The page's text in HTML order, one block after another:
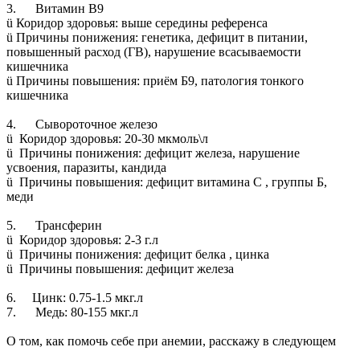
3. Витамин B9
ü Коридор здоровья: выше середины референса
ü ️Причины понижения: генетика, дефицит в питании,
повышенный расход (ГВ), нарушение всасываемости
кишечника
ü ️Причины повышения: приём Б9, патология тонкого
кишечника
4. Сывороточное железо
ü Коридор здоровья: 20-30 мкмоль\л
ü ️ Причины понижения: дефицит железа, нарушение
усвоения, паразиты, кандида
ü ️ Причины повышения: дефицит витамина С , группы Б,
меди
5. Трансферин
ü Коридор здоровья: 2-3 г.л
ü ️ Причины понижения: дефицит белка , цинка
ü ️ Причины повышения: дефицит железа
6. Цинк: 0.75-1.5 мкг.л
7. Медь: 80-155 мкг.л
О том, как помочь себе при анемии, расскажу в следующем